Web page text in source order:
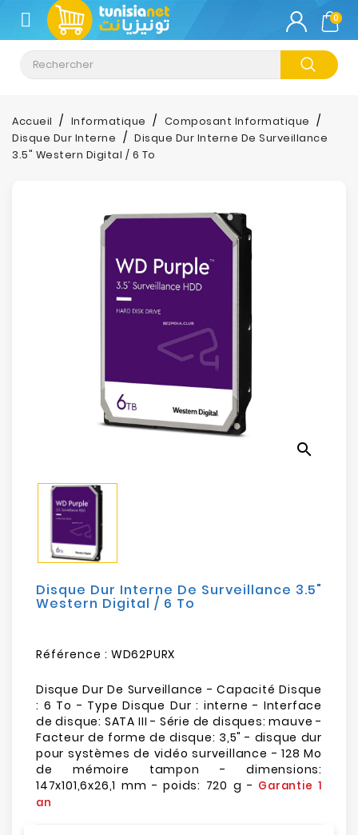
CATÉGORIE
Climatisation
Informatique
Téléphonie
Electroménager
Sécurité
Mobilités
Loisirs
0
Accueil Informatique
Composant Informatique
Disque Dur Interne
Disque Dur Interne De Surveillance
3.5" Western Digital / 6 To
search
Disque Dur Interne De Surveillance 3.5"
Western Digital / 6 To
Référence : WD62PURX
Disque Dur De Surveillance - Capacité Disque
: 6 To - Type Disque Dur : interne - Interface
de disque: SATA III - Série de disques: mauve -
Facteur de forme de disque: 3,5" - disque dur
pour systèmes de vidéo surveillance - 128 Mo
de mémoire tampon - dimensions:
147x101,6x26,1 mm - poids: 720 g - Garantie 1
an